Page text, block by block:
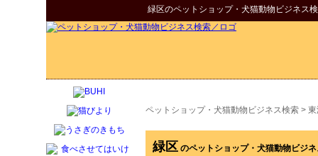
緑区のペットショップ・犬猫動物ビジネス
ペットショップ・犬猫動物ビジネス検索 >
緑区 のペットショップ・犬猫動物ビジ